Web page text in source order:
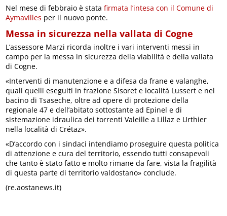
Nel mese di febbraio è statafirmata l’intesa con il Comune di
Aymavilles per il nuovo ponte.
Messa in sicurezza nella vallata di Cogne
L’assessore Marzi ricorda inoltre i vari interventi messi in
campo per la messa in sicurezza della viabilità e della vallata
di Cogne.
«Interventi di manutenzione e a difesa da frane e valanghe,
quali quelli eseguiti in frazione Sisoret e località Lussert e nel
bacino di Tsaseche, oltre ad opere di protezione della
regionale 47 e dell’abitato sottostante ad Epinel e di
sistemazione idraulica dei torrenti Valeille a Lillaz e Urthier
nella località di Crétaz».
«D’accordo con i sindaci intendiamo proseguire questa politica
di attenzione e cura del territorio, essendo tutti consapevoli
che tanto è stato fatto e molto rimane da fare, vista la fragilità
di questa parte di territorio valdostano» conclude.
(re.aostanews.it)